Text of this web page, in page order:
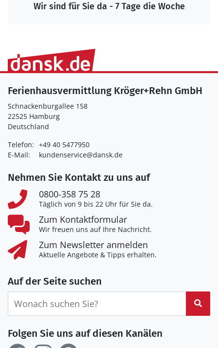
Wir sind für Sie da - 7 Tage die Woche
Ferienhausvermittlung Kröger+Rehn GmbH
Schnackenburgallee 158
22525 Hamburg
Deutschland
Telefon: +49 40 5477950
E-Mail:
kundenservice@dansk.de
Nehmen Sie Kontakt zu uns auf
0800-358 75 28
Täglich von 9 bis 22 Uhr für Sie da.
Zum Kontaktformular
Wir freuen uns auf Ihre Nachricht.
Zum Newsletter anmelden
Aktuelle Angebote & Tipps erhalten.
Auf der Seite suchen
Folgen Sie uns auf diesen Kanälen